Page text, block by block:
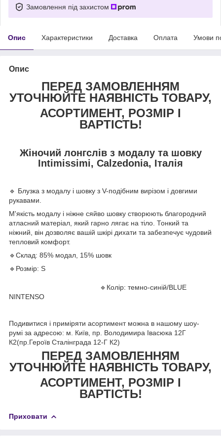
Замовлення під захистом
Опис Характеристики Доставка Оплата Умови
Опис
ПЕРЕД ЗАМОВЛЕННЯМ
УТОЧНЮЙТЕ НАЯВНІСТЬ ТОВАРУ,
АСОРТИМЕНТ, РОЗМІР І
ВАРТІСТЬ!
Жіночий лонгслів з модалу та шовку
Intimissimi, Calzedonia, Італія
🔹 Блузка з модалу і шовку з V-подібним вирізом і довгими
рукавами.
М'якість модалу і ніжне сяйво шовку створюють благородний
атласний матеріал, який гарно лягає на тіло. Тонкий та
ніжний, він дозволяє вашій шкірі дихати та забезпечує чудовий
тепловий комфорт.
🔹Склад: 85% модал, 15% шовк
🔹Розмір: S
🔹Колір: темно-синій/BLUE
NINTENSO
Подивитися і приміряти асортимент можна в нашому шоу-
румі за адресою: м. Київ, пр. Володимира Івасюка 12Г
К2(пр.Героїв Сталінграда 12-Г К2)
ПЕРЕД ЗАМОВЛЕННЯМ
УТОЧНЮЙТЕ НАЯВНІСТЬ ТОВАРУ,
АСОРТИМЕНТ, РОЗМІР І
ВАРТІСТЬ!
Приховати